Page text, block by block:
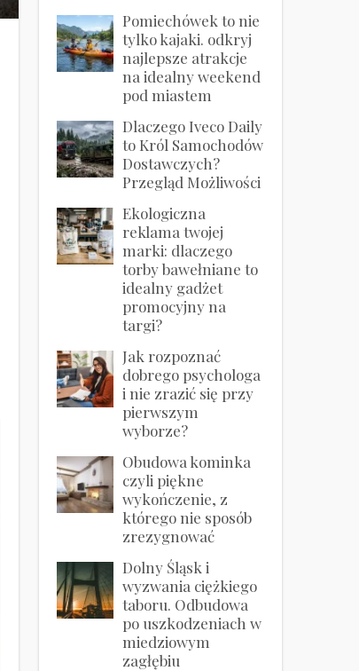
Pomiechówek to nie
tylko kajaki. odkryj
najlepsze atrakcje
na idealny weekend
pod miastem
Dlaczego Iveco Daily
to Król Samochodów
Dostawczych?
Przegląd Możliwości
Ekologiczna
reklama twojej
marki: dlaczego
torby bawełniane to
idealny gadżet
promocyjny na
targi?
Jak rozpoznać
dobrego psychologa
i nie zrazić się przy
pierwszym
wyborze?
Obudowa kominka
czyli piękne
wykończenie, z
którego nie sposób
zrezygnować
Dolny Śląsk i
wyzwania ciężkiego
taboru. Odbudowa
po uszkodzeniach w
miedziowym
zagłębiu